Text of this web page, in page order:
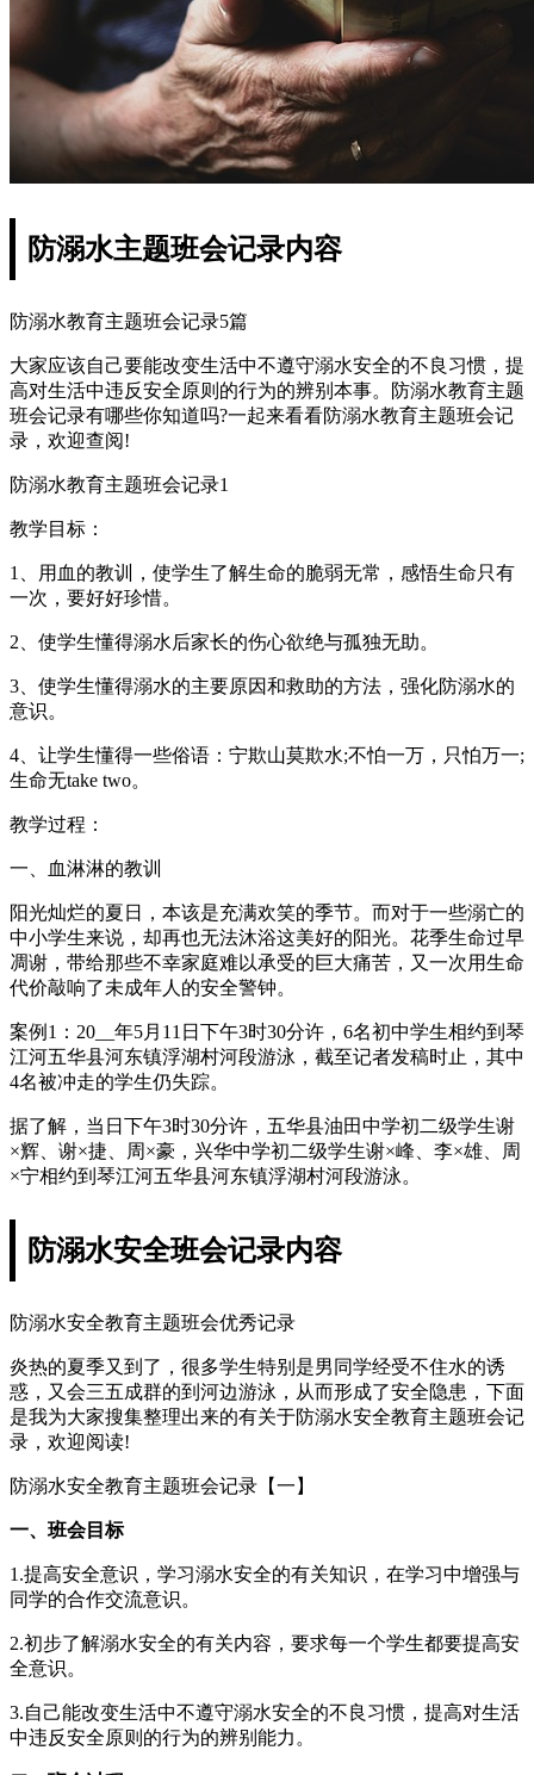
防溺水主题班会记录内容
防溺水教育主题班会记录5篇
大家应该自己要能改变生活中不遵守溺水安全的不良习惯，提
高对生活中违反安全原则的行为的辨别本事。防溺水教育主题
班会记录有哪些你知道吗?一起来看看防溺水教育主题班会记
录，欢迎查阅!
防溺水教育主题班会记录1
教学目标：
1、用血的教训，使学生了解生命的脆弱无常，感悟生命只有
一次，要好好珍惜。
2、使学生懂得溺水后家长的伤心欲绝与孤独无助。
3、使学生懂得溺水的主要原因和救助的方法，强化防溺水的
意识。
4、让学生懂得一些俗语：宁欺山莫欺水;不怕一万，只怕万一;
生命无take two。
教学过程：
一、血淋淋的教训
阳光灿烂的夏日，本该是充满欢笑的季节。而对于一些溺亡的
中小学生来说，却再也无法沐浴这美好的阳光。花季生命过早
凋谢，带给那些不幸家庭难以承受的巨大痛苦，又一次用生命
代价敲响了未成年人的安全警钟。
案例1：20__年5月11日下午3时30分许，6名初中学生相约到琴
江河五华县河东镇浮湖村河段游泳，截至记者发稿时止，其中
4名被冲走的学生仍失踪。
据了解，当日下午3时30分许，五华县油田中学初二级学生谢
×辉、谢×捷、周×豪，兴华中学初二级学生谢×峰、李×雄、周
×宁相约到琴江河五华县河东镇浮湖村河段游泳。
防溺水安全班会记录内容
防溺水安全教育主题班会优秀记录
炎热的夏季又到了，很多学生特别是男同学经受不住水的诱
惑，又会三五成群的到河边游泳，从而形成了安全隐患，下面
是我为大家搜集整理出来的有关于防溺水安全教育主题班会记
录，欢迎阅读!
防溺水安全教育主题班会记录【一】
一、班会目标
1.提高安全意识，学习溺水安全的有关知识，在学习中增强与
同学的合作交流意识。
2.初步了解溺水安全的有关内容，要求每一个学生都要提高安
全意识。
3.自己能改变生活中不遵守溺水安全的不良习惯，提高对生活
中违反安全原则的行为的辨别能力。